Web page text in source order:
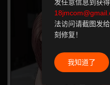
发任意信息到获
法访问请截图发
刻修复！
我知道了